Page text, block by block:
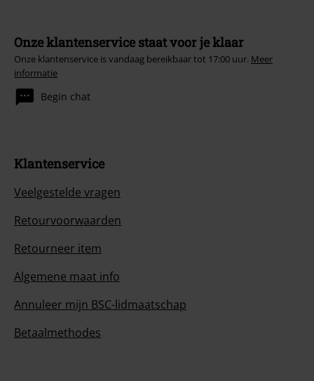
Onze klantenservice staat voor je klaar
Onze klantenservice is vandaag bereikbaar tot 17:00 uur. Meer
informatie
Begin chat
Klantenservice
Veelgestelde vragen
Retourvoorwaarden
Retourneer item
Algemene maat info
Annuleer mijn BSC-lidmaatschap
Betaalmethodes